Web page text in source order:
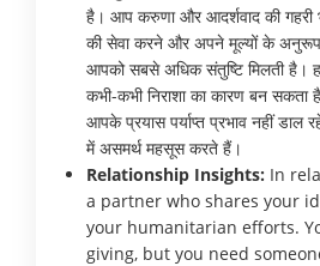
है। आप करुणा और आदर्शवाद की गहरी
की सेवा करने और अपने मूल्यों के अनुरूप
आपको सबसे अधिक संतुष्टि मिलती है।
कभी-कभी निराशा का कारण बन सकता
आपके प्रयास पर्याप्त प्रभाव नहीं डाल
में असमर्थ महसूस करते हैं।
Relationship Insights: In
a partner who shares your
your humanitarian efforts.
giving, but you need